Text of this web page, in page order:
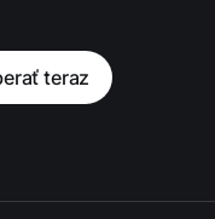
teraz